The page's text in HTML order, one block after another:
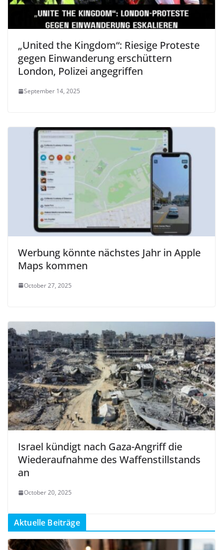
„United the Kingdom“: Riesige Proteste
gegen Einwanderung erschüttern
London, Polizei angegriffen
September 14, 2025
Werbung könnte nächstes Jahr in Apple
Maps kommen
October 27, 2025
Israel kündigt nach Gaza-Angriff die
Wiederaufnahme des Waffenstillstands
an
October 20, 2025
Aktuelle Beiträge